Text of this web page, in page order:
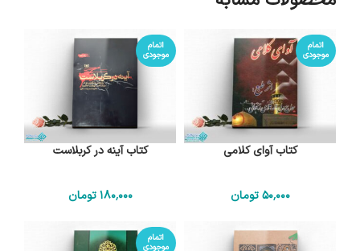
اتمام
موجودی
کتاب آوای کلامی
50٬000 تومان
اتمام
موجودی
کتاب آینه در کربلاست
180٬000 تومان
اتمام
موجودی